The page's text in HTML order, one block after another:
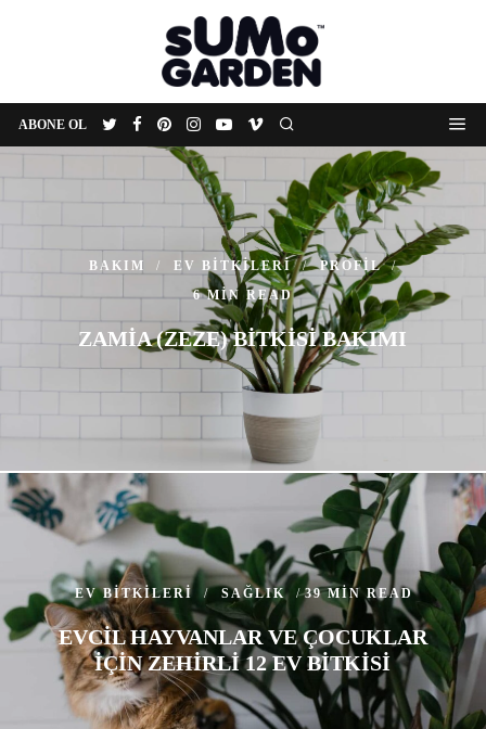
ABONE OL
BAKIM EV BITKILERI
PROFIL
6 MIN READ
ZAMIA (ZEZE) BITKISI BAKIMI
EV BITKILERI SAĞLIK 39 MIN READ
EVCIL HAYVANLAR VE ÇOCUKLAR
IÇIN ZEHIRLI 12 EV BITKISI